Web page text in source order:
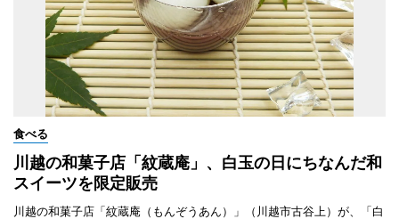
食べる
川越の和菓子店「紋蔵庵」、白玉の日にちなんだ和
スイーツを限定販売
川越の和菓子店「紋蔵庵（もんぞうあん）」（川越市古谷上）が、「白